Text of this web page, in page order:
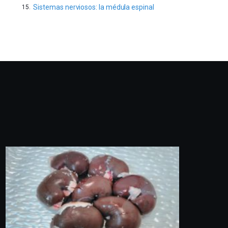
Sistemas nerviosos: la médula espinal